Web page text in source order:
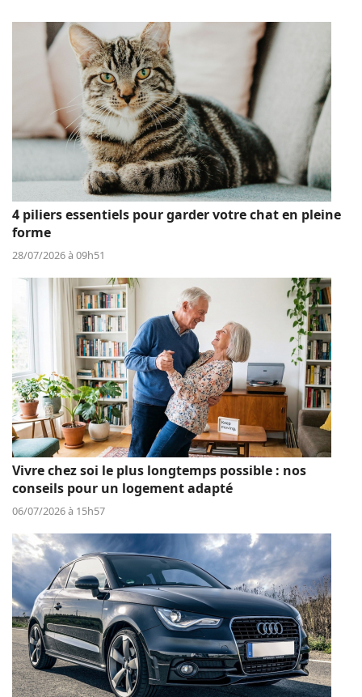
4 piliers essentiels pour garder votre chat en pleine
forme
28/07/2026 à 09h51
Vivre chez soi le plus longtemps possible : nos
conseils pour un logement adapté
06/07/2026 à 15h57